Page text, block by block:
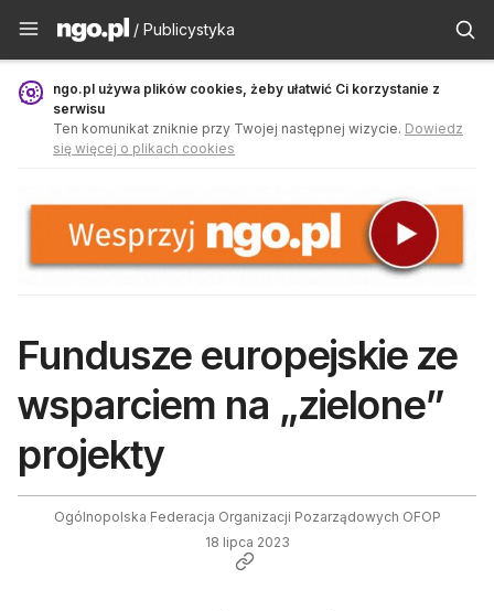
Publicystyka - ngo.pl
/ Publicystyka
ngo.pl używa plików cookies, żeby ułatwić Ci korzystanie z
serwisu
Ten komunikat zniknie przy Twojej następnej wizycie. Dowiedz
się więcej o plikach cookies
Fundusze europejskie ze
wsparciem na „zielone”
projekty
Ogólnopolska Federacja Organizacji Pozarządowych OFOP
18 lipca 2023